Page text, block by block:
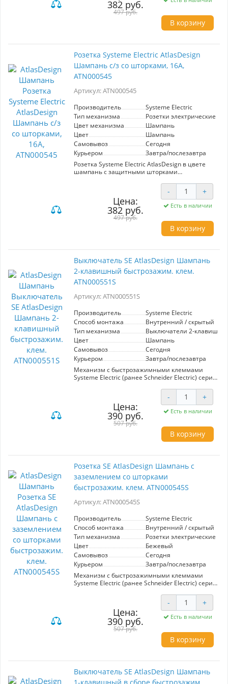
для управления двумя источниками света
одновременно. Лицевые детали из
качественного ABS-пластика обеспечивают
стойкость к царапинам и УФ-излучению, что
привлекательный внешний вид. Усиленные
монтажные лапки способствуют надежной
фиксации механизма в монтажной коробке,
что упрощает установку и повышает
безопасность эксплуатации. Выбирая
выключатель от Systeme Electric, вы получаете
сочетание функциональности, стиля и
качества.
382 руб.
497 руб.
В корзину
Розетка Systeme Electric AtlasDesign
Шампань с/з со шторками, 16А,
ATN000545
Артикул: ATN000545
Производитель
Systeme Electric
Тип механизма
Розетки электрические
Цвет механизма
Шампань
Цвет
Шампань
Самовывоз
Сегодня
Курьером
Завтра/послезавтра
Розетка Systeme Electric AtlasDesign в цвете
шампань с защитными шторками
электрооборудования. Максимальная нагрузка
16А обеспечивает надежную работу в любых
условиях. Элегантный дизайн гармонично
впишется в современный интерьер, а высокое
качество материалов гарантирует
долговечность и безопасность эксплуатации.
Идеальный выбор для создания стильного и
Цена:
382 руб.
497 руб.
- +
Есть в наличии
В корзину
Выключатель SE AtlasDesign Шампань
2-клавишный быстрозажим. клем.
ATN000551S
Артикул: ATN000551S
Производитель
Systeme Electric
Способ монтажа
Внутренний / скрытый
Тип механизма
Выключатели 2-
Цвет
Шампань
Самовывоз
Сегодня
Курьером
Завтра/послезавтра
Механизм с быстрозажимными клеммами
Systeme Electric (ранее Schneider Electric) серии
выключателя подходит для сетей 250 В, на ток
10 А. С помощью новых быстрозажимных
клемм монтаж розеток и выключателей стал
намного быстрее. Теперь подключение не
требует использования отвертки.
Лицевые детали из качественного ABS-
пластика, устойчивого к царапинам и УФ-
Цена:
390 руб.
507 руб.
- +
Есть в наличии
В корзину
Розетка SE AtlasDesign Шампань с
заземлением со шторками
быстрозажим. клем. ATN000545S
Артикул: ATN000545S
Производитель
Systeme Electric
Способ монтажа
Внутренний / скрытый
Тип механизма
Розетки электрические
Цвет
Бежевый
Самовывоз
Сегодня
Курьером
Завтра/послезавтра
Механизм с быстрозажимными клеммами
Systeme Electric (ранее Schneider Electric) серии
одинарной с заземлением и со штороками
подходит для сетей 250 В, на ток 16 А. С
помощью новых быстрозажимных клемм
монтаж розеток и выключателей стал намного
быстрее. Теперь подключение не требует
Лицевые детали из качественного ABS-
излучению.
Цена:
390 руб.
507 руб.
- +
Есть в наличии
В корзину
Выключатель SE AtlasDesign Шампань